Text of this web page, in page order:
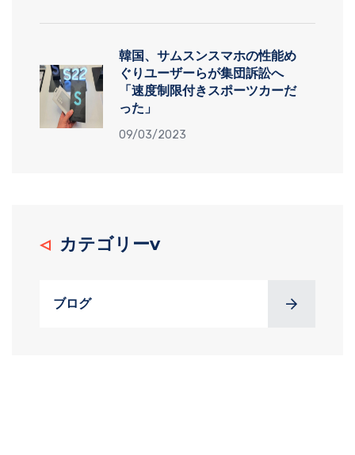
韓国、サムスンスマホの性能め
ぐりユーザーらが集団訴訟へ
「速度制限付きスポーツカーだ
った」
09/03/2023
カテゴリーv
ブログ